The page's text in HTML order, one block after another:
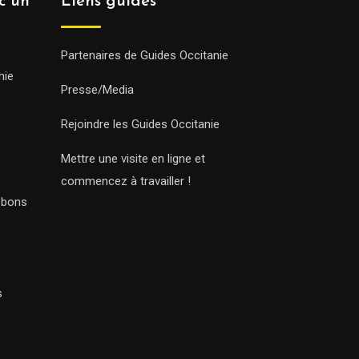
Partenaires de Guides Occitanie
Presse/Media
Rejoindre les Guides Occitanie
Mettre une visite en ligne et
commencez à travailler !